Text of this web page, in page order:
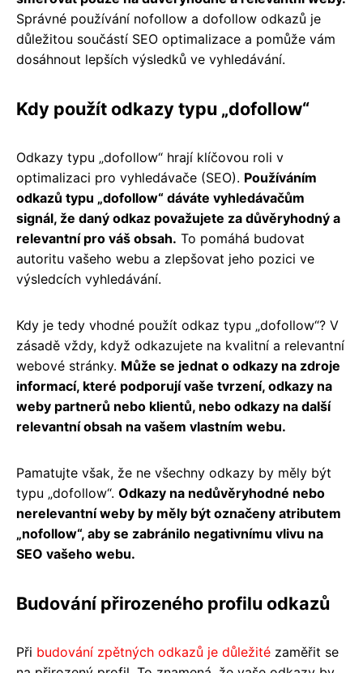
Správné používání nofollow a dofollow odkazů je
důležitou součástí SEO optimalizace a pomůže vám
dosáhnout lepších výsledků ve vyhledávání.
Kdy použít odkazy typu „dofollow“
Odkazy typu „dofollow“ hrají klíčovou roli v
optimalizaci pro vyhledávače (SEO). Používáním
odkazů typu „dofollow“ dáváte vyhledávačům
signál, že daný odkaz považujete za důvěryhodný a
relevantní pro váš obsah. To pomáhá budovat
autoritu vašeho webu a zlepšovat jeho pozici ve
výsledcích vyhledávání.
Kdy je tedy vhodné použít odkaz typu „dofollow“? V
zásadě vždy, když odkazujete na kvalitní a relevantní
webové stránky. Může se jednat o odkazy na zdroje
informací, které podporují vaše tvrzení, odkazy na
weby partnerů nebo klientů, nebo odkazy na další
relevantní obsah na vašem vlastním webu.
Pamatujte však, že ne všechny odkazy by měly být
typu „dofollow“. Odkazy na nedůvěryhodné nebo
nerelevantní weby by měly být označeny atributem
„nofollow“, aby se zabránilo negativnímu vlivu na
SEO vašeho webu.
Budování přirozeného profilu odkazů
Při budování zpětných odkazů je důležité zaměřit se